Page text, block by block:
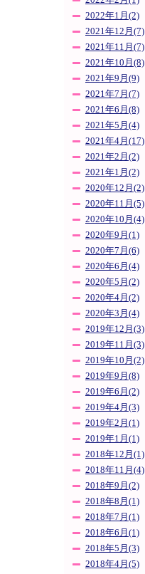
2022年1月(2)
2021年12月(7)
2021年11月(7)
2021年10月(8)
2021年9月(9)
2021年7月(7)
2021年6月(8)
2021年5月(4)
2021年4月(17)
2021年2月(2)
2021年1月(2)
2020年12月(2)
2020年11月(5)
2020年10月(4)
2020年9月(1)
2020年7月(6)
2020年6月(4)
2020年5月(2)
2020年4月(2)
2020年3月(4)
2019年12月(3)
2019年11月(3)
2019年10月(2)
2019年9月(8)
2019年6月(2)
2019年4月(3)
2019年2月(1)
2019年1月(1)
2018年12月(1)
2018年11月(4)
2018年9月(2)
2018年8月(1)
2018年7月(1)
2018年6月(1)
2018年5月(3)
2018年4月(5)